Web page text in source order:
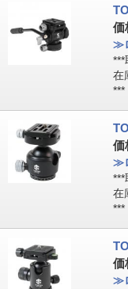
価
≫
***
在
***
価
≫
***
在
***
価
≫